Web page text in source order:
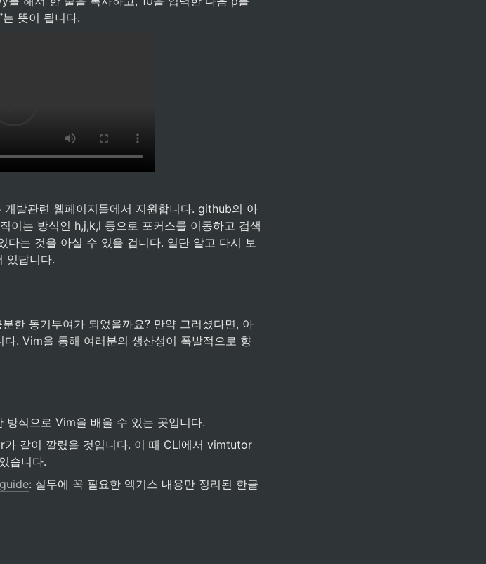
뜻이 됩니다.
발관련 웹페이지들에서 지원합니다. github의 아
이는 방식인 h,j,k,l 등으로 포커스를 이동하고 검색
다는 것을 아실 수 있을 겁니다. 일단 알고 다시 보
있답니다.
한 동기부여가 되었을까요? 만약 그러셨다면, 아
. Vim을 통해 여러분의 생산성이 폭발적으로 향
방식으로 Vim을 배울 수 있는 곳입니다.
같이 깔렸을 것입니다. 이 때 CLI에서 vimtutor
습니다.
: 실무에 꼭 필요한 엑기스 내용만 정리된 한글